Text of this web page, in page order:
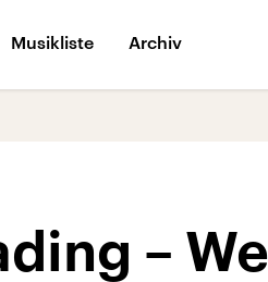
Musikliste Archiv
–